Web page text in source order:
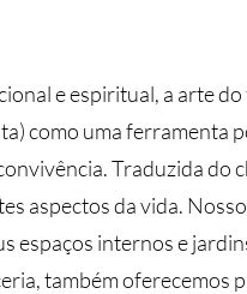
e espiritual, a arte
como uma ferramenta
Traduzida do
aspectos da vida.
espaços internos e
também oferecemos